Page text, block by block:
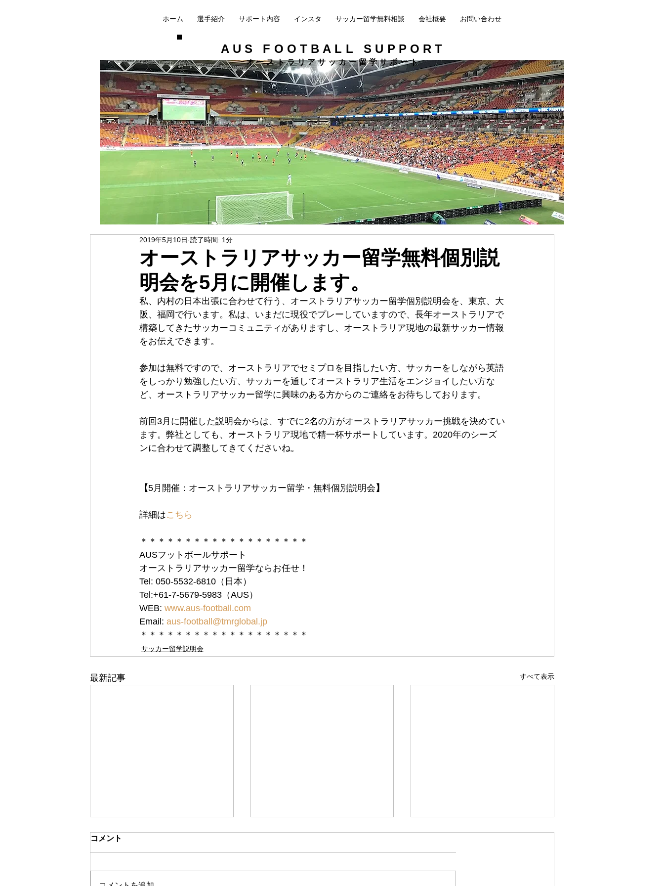
ホーム 選手紹介 サポート内容 インスタ サッカー留学無料相談 会社概要 お問い合わせ
AUS FOOTBALL SUPPORT
​オーストラリアサッカー留学サポート
オーストラリアサッカー留学無料個別説
明会を5月に開催します。
2019年5月10日 読了時間: 1分
私、内村の日本出張に合わせて行う、オーストラリアサッカー留学個別説明会を、東京、大
阪、福岡で行います。私は、いまだに現役でプレーしていますので、長年オーストラリアで
構築してきたサッカーコミュニティがありますし、オーストラリア現地の最新サッカー情報
をお伝えできます。
参加は無料ですので、オーストラリアでセミプロを目指したい方、サッカーをしながら英語
をしっかり勉強したい方、サッカーを通してオーストラリア生活をエンジョイしたい方な
ど、オーストラリアサッカー留学に興味のある方からのご連絡をお待ちしております。
前回3月に開催した説明会からは、すでに2名の方がオーストラリアサッカー挑戦を決めてい
ます。弊社としても、オーストラリア現地で精一杯サポートしています。2020年のシーズ
ンに合わせて調整してきてくださいね。
【5月開催：オーストラリアサッカー留学・無料個別説明会 】
詳細はこちら
＊＊＊＊＊＊＊＊＊＊＊＊＊＊＊＊＊＊＊
AUSフットボールサポート
オーストラリアサッカー留学ならお任せ！
Tel: 050-5532-6810（日本）
Tel:+61-7-5679-5983（AUS）
WEB: www.aus-football.com
Email: aus-football@tmrglobal.jp
＊＊＊＊＊＊＊＊＊＊＊＊＊＊＊＊＊＊＊
サッカー留学説明会
最新記事 すべて表示
コメント